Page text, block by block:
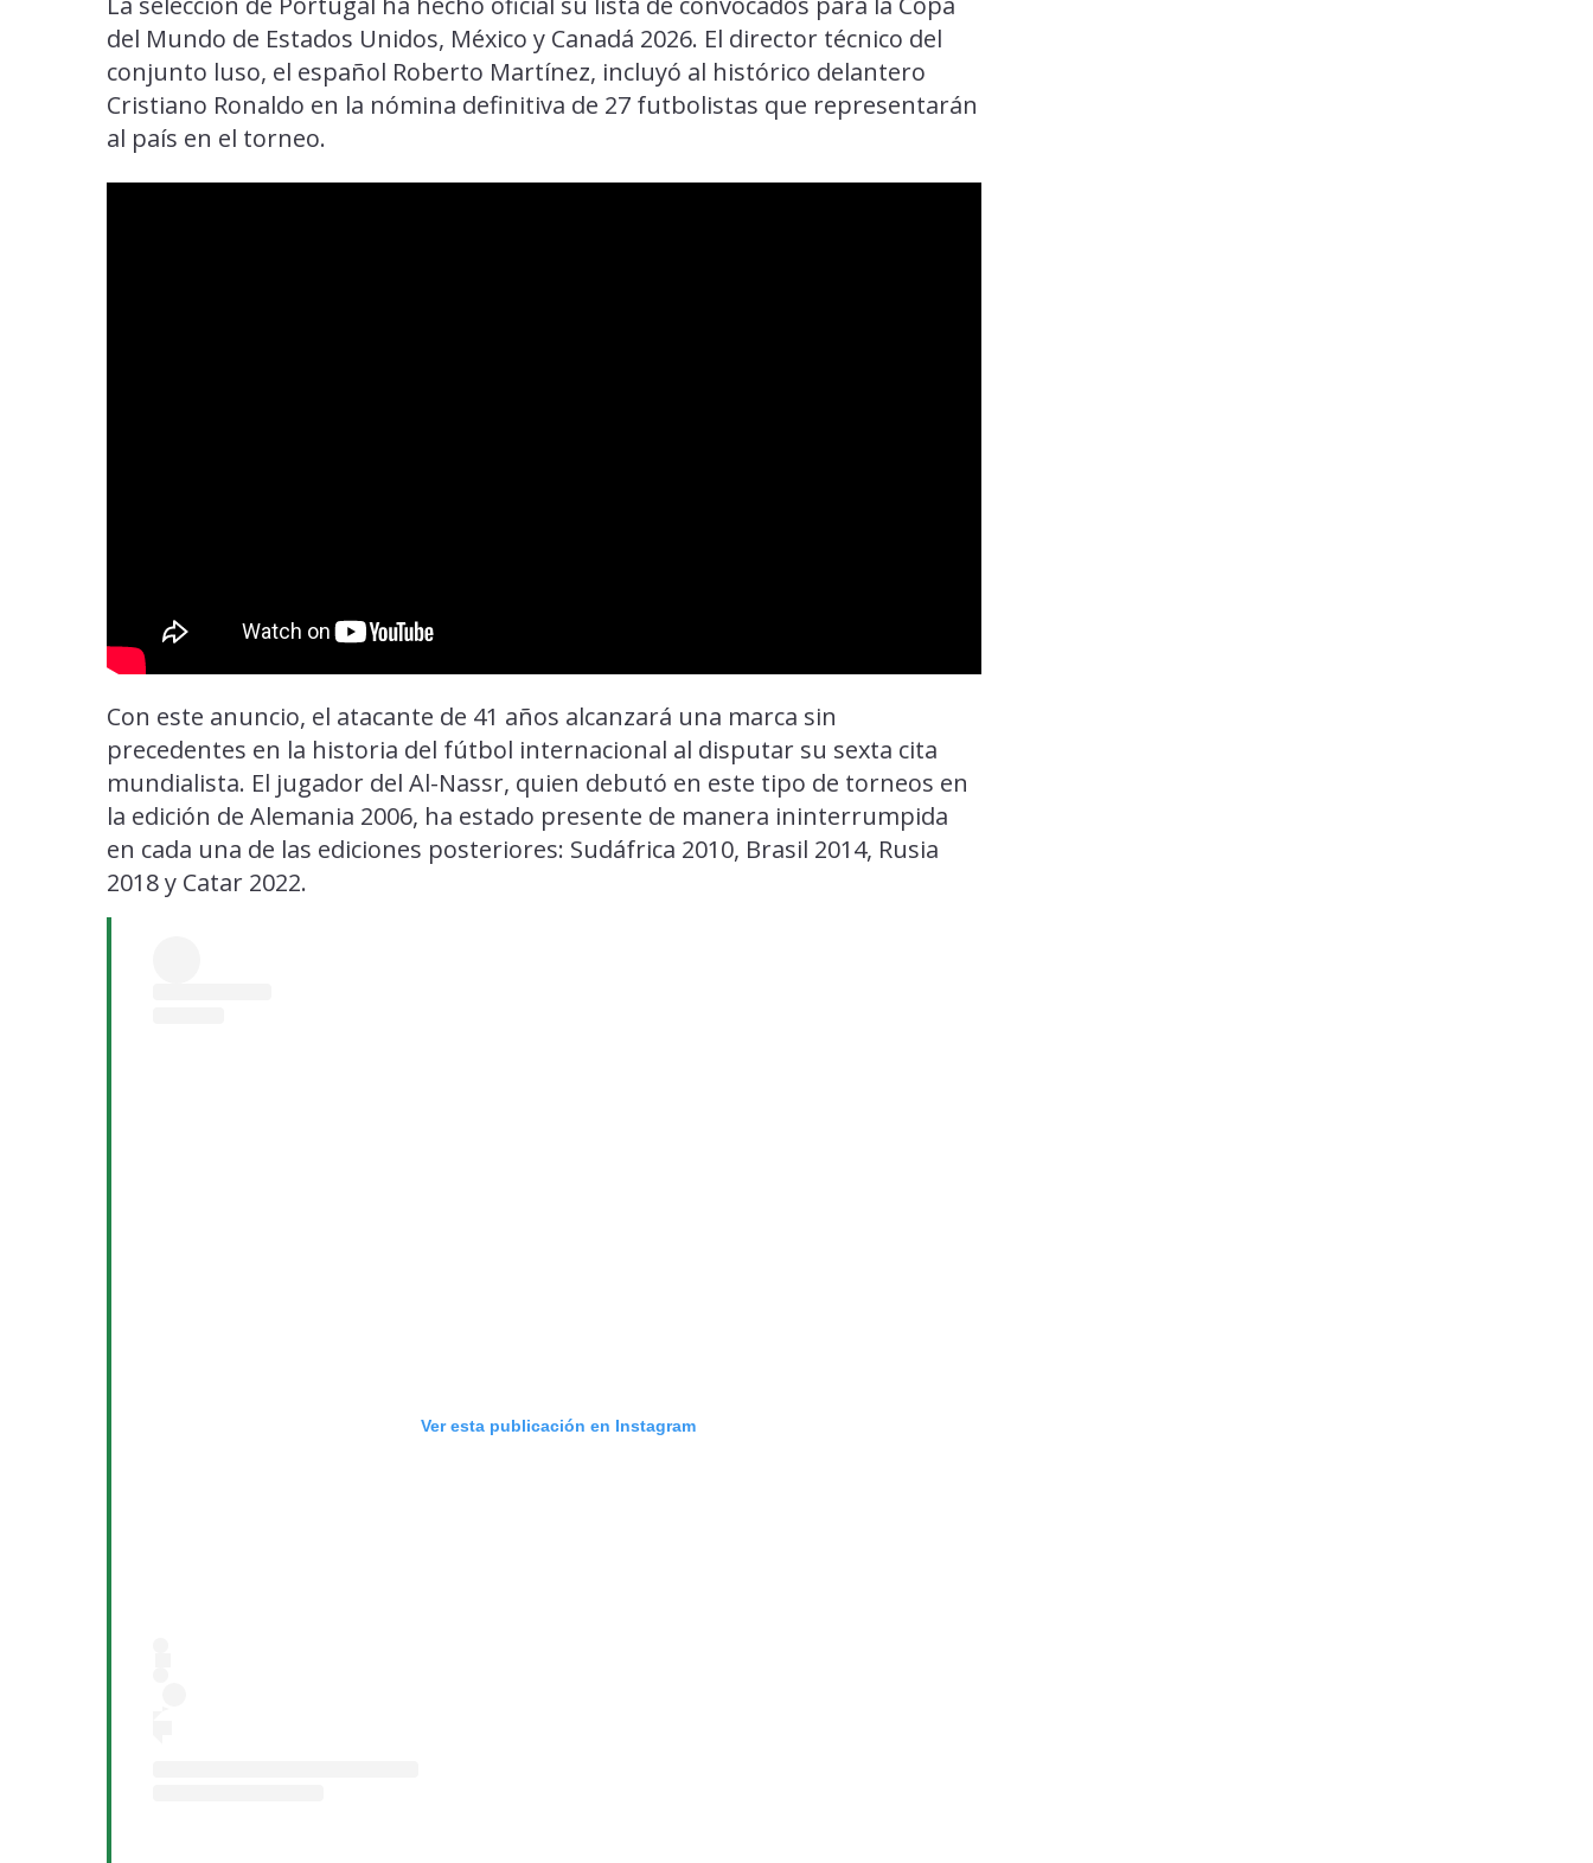
del Mundo de Estados Unidos, México y Canadá 2026. El director técnico del
conjunto luso, el español Roberto Martínez, incluyó al histórico delantero
Cristiano Ronaldo en la nómina definitiva de 27 futbolistas que representarán
al país en el torneo.
Con este anuncio, el atacante de 41 años alcanzará una marca sin
precedentes en la historia del fútbol internacional al disputar su sexta cita
mundialista. El jugador del Al-Nassr, quien debutó en este tipo de torneos en
la edición de Alemania 2006, ha estado presente de manera ininterrumpida
en cada una de las ediciones posteriores: Sudáfrica 2010, Brasil 2014, Rusia
2018 y Catar 2022.
Ver esta publicación en Instagram